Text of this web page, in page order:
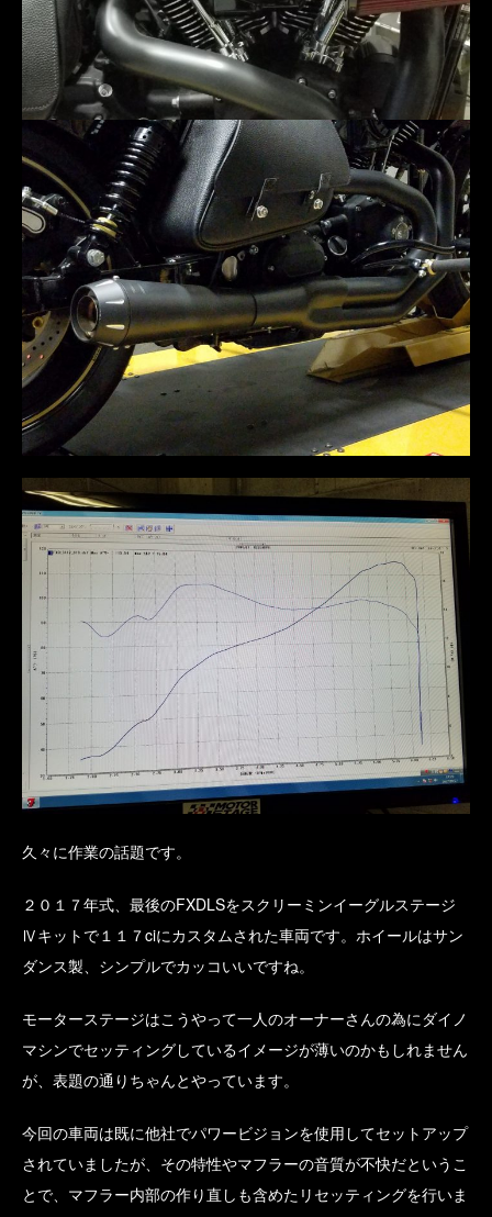
久々に作業の話題です。
２０１７年式、最後のFXDLSをスクリーミンイーグルステージ
Ⅳキットで１１７ciにカスタムされた車両です。ホイールはサン
ダンス製、シンプルでカッコいいですね。
モーターステージはこうやって一人のオーナーさんの為にダイノ
マシンでセッティングしているイメージが薄いのかもしれません
が、表題の通りちゃんとやっています。
今回の車両は既に他社でパワービジョンを使用してセットアップ
されていましたが、その特性やマフラーの音質が不快だというこ
とで、マフラー内部の作り直しも含めたリセッティングを行いま